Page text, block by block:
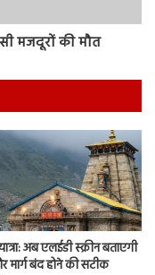
मजदूरों की मौत
अब एलईडी स्क्रीन बताएगी
मार्ग बंद होने की सटीक